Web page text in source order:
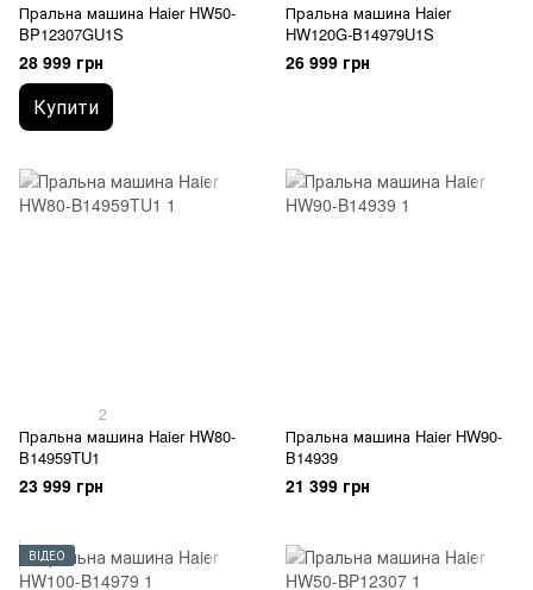
Пральна машина Haier HW50-
BP12307GU1S
28 999 грн
Купити
Пральна машина Haier
HW120G-B14979U1S
26 999 грн
2
Пральна машина Haier HW80-
B14959TU1
23 999 грн
Пральна машина Haier HW90-
B14939
21 399 грн
ВІДЕО